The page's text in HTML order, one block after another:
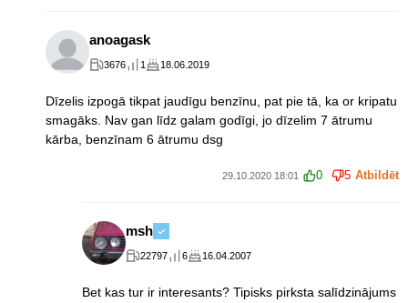
anoagask
3676 1 18.06.2019
Dīzelis izpogā tikpat jaudīgu benzīnu, pat pie tā, ka or kripatu
smagāks. Nav gan līdz galam godīgi, jo dīzelim 7 ātrumu
kārba, benzīnam 6 ātrumu dsg
29.10.2020 18:01 0 5 Atbildēt
msh
22797 6 16.04.2007
Bet kas tur ir interesants? Tipisks pirksta salīdzinājums